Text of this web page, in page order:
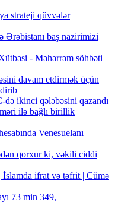
strateji qüvvələr
baş nazirimizi
- Məhərrəm söhbəti
davam etdirmək üçün
ikinci qələbəsini qazandı
ilə bağlı birillik
Venesuelanı
qorxur ki, vəkili ciddi
ifrat və təfrit | Cümə
73 min 349,